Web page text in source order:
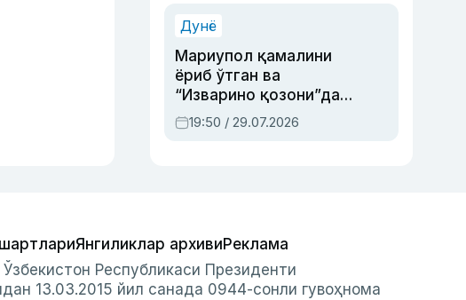
Дунё
Мариупол қамалини
ёриб ўтган ва
“Изварино қозони”дан
чиққан қаҳрамон —
Украина армияси бош
19:50 / 29.07.2026
Янгиликлар архивиРеклама
Республикаси Президенти
13.03.2015 йил санада 0944-сонли гувоҳнома